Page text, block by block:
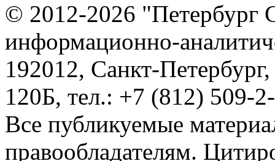
© 2012-2026 "Петербург
информационно-
192012, Санкт-
120Б, тел.: +7 (812) 509-
Все публикуемые
правообладателям.